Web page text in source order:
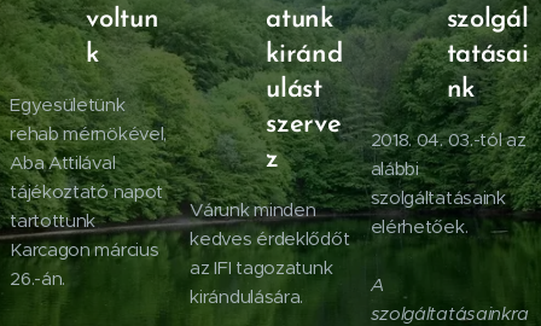
voltun
k
Egyesületünk
rehab mérnökével,
Aba Attilával
tájékoztató napot
tartottunk
Karcagon március
26.-án.
atunk
kiránd
ulást
szerve
z
Várunk minden
kedves érdeklődőt
az IFI tagozatunk
kirándulására.
szolgál
tatásai
nk
2018. 04. 03.-tól az
alábbi
szolgáltatásaink
elérhetőek.
A
szolgáltatásainkra